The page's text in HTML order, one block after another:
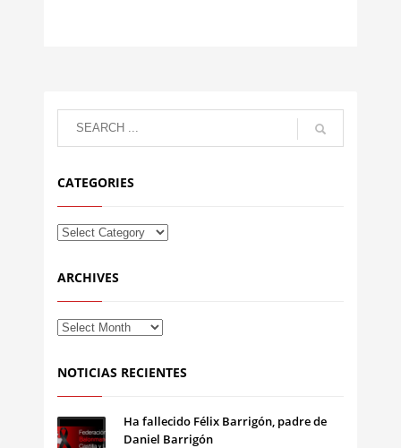
CATEGORIES
ARCHIVES
NOTICIAS RECIENTES
Ha fallecido Félix Barrigón, padre de
Daniel Barrigón